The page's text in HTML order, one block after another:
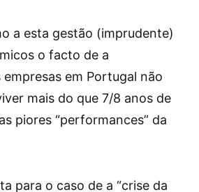
a esta gestão (imprudente)
o facto de a
empresas em Portugal não
mais do que 7/8 anos de
piores “performances” da
para o caso de a “crise da